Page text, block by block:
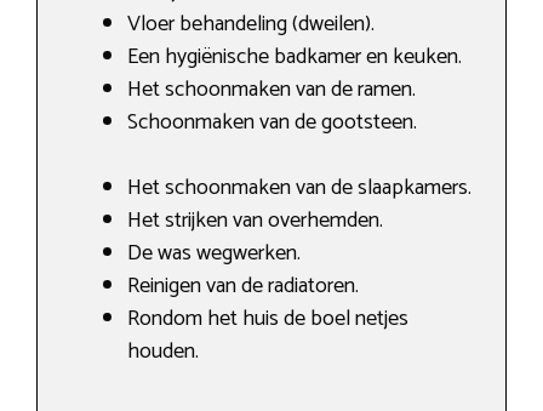
Vloer behandeling (dweilen).
Een hygiënische badkamer en keuken.
Het schoonmaken van de ramen.
Schoonmaken van de gootsteen.
Het schoonmaken van de slaapkamers.
Het strijken van overhemden.
De was wegwerken.
Reinigen van de radiatoren.
Rondom het huis de boel netjes
houden.